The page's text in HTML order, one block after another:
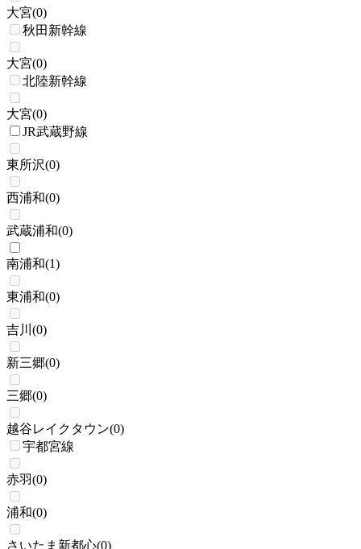
大宮(0)
秋田新幹線
大宮(0)
北陸新幹線
大宮(0)
JR武蔵野線
東所沢(0)
西浦和(0)
武蔵浦和(0)
南浦和(1)
東浦和(0)
吉川 (0)
新三郷(0)
三郷(0)
越谷レイクタウン(0)
宇都宮線
赤羽(0)
浦和(0)
さいたま新都心(0)